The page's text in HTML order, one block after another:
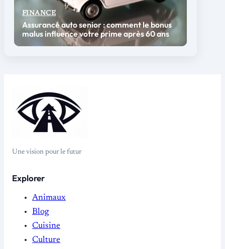
FINANCE
Assurance auto senior : comment le bonus
malus influence votre prime après 60 ans
Une vision pour le futur
Explorer
Animaux
Blog
Cuisine
Culture